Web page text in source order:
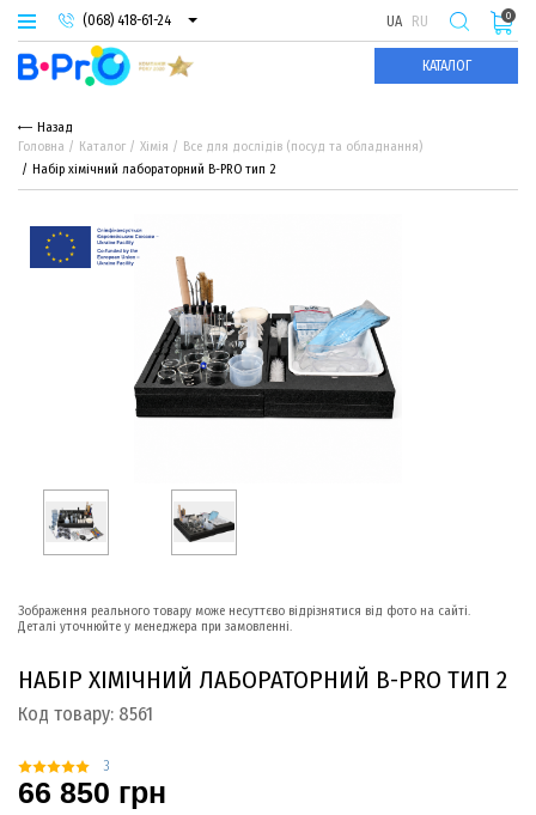
(068) 418-61-24
(093) 974-66-94
(095) 987-29-55
UA RU
КАТАЛОГ
0
Назад
Головна
Каталог Хімія
Все для дослідів (посуд та обладнання)
Набір хімічний лабораторний B-PRO тип 2
Зображення реального товару може несуттєво відрізнятися від фото на сайті.
Деталі уточнюйте у менеджера при замовленні.
НАБІР ХІМІЧНИЙ ЛАБОРАТОРНИЙ B-PRO ТИП 2
Код товару: 8561
3
66 850 грн